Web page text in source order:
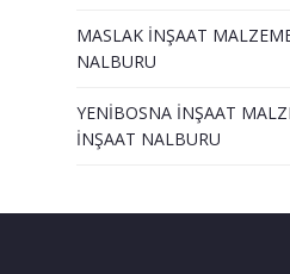
MASLAK İNŞAAT
NALBURU
YENİBOSNA İNŞAAT
İNŞAAT NALBURU